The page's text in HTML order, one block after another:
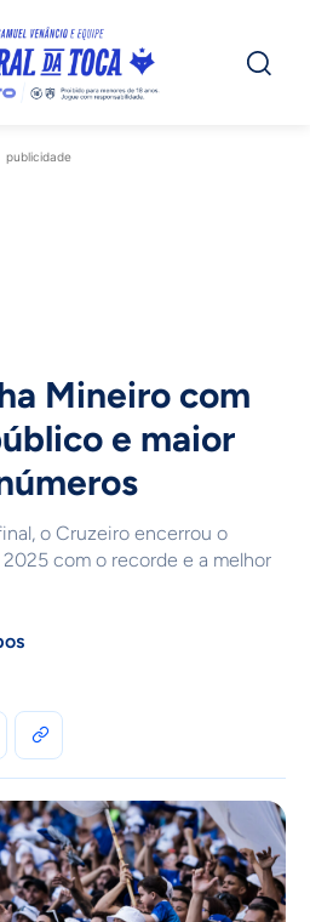
publicidade
Mineiro com
e maior
o Cruzeiro encerrou o
com o recorde e a melhor